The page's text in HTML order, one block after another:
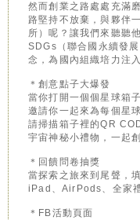
然而創業之路處處充滿
路堅持不放棄，與夥伴
所）呢？讓我們來聽聽
SDGs（聯合國永續發
念，為國內組織培力注
＊創意點子大爆發
當你打開一個個星球箱
邀請你一起來為每個星
請掃描箱子裡的QR
宇宙神秘小禮物，一起
＊回饋問卷抽獎
當探索之旅來到尾聲，
iPad、AirPods、全家
＊FB活動頁面